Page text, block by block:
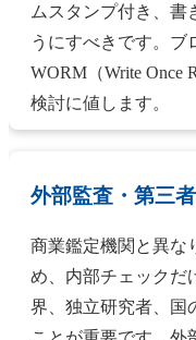
ムスタンプ付き、書
うにすべきです。ブ
WORM（Write Once
検討に値します。
外部監査・第三
商業鑑定機関と異な
め、内部チェックだ
界、独立研究者、国